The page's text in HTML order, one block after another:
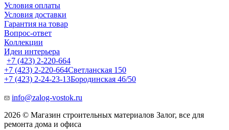
Условия оплаты
Условия доставки
Гарантия на товар
Вопрос-ответ
Коллекции
Идеи интерьера
+7 (423) 2-220-664
+7 (423) 2-220-664Светланская 150
+7 (423) 2-24-23-13Бородинская 46/50
info@zalog-vostok.ru
2026 © Магазин строительных материалов Залог, все для
ремонта дома и офиса